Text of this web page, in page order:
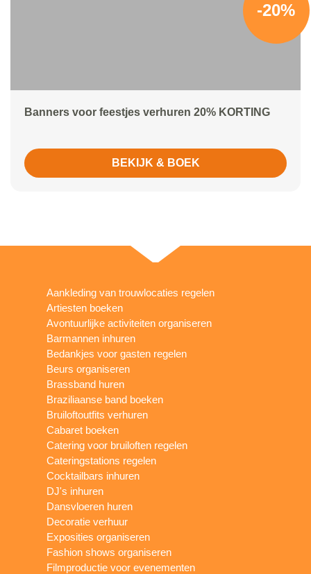
-20%
Banners voor feestjes verhuren 20% KORTING
BEKIJK & BOEK
Aankleding van trouwlocaties regelen
Artiesten boeken
Avontuurlijke activiteiten organiseren
Barmannen inhuren
Bedankjes voor gasten regelen
Beurs organiseren
Brassband huren
Braziliaanse band boeken
Bruiloftoutfits verhuren
Cabaret boeken
Catering voor bruiloften regelen
Cateringstations regelen
Cocktailbars inhuren
DJ's inhuren
Dansvloeren huren
Decoratie verhuur
Exposities organiseren
Fashion shows organiseren
Filmproductie voor evenementen